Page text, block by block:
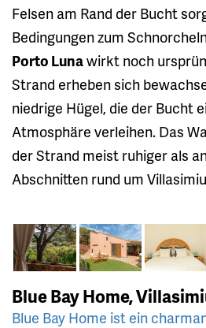
Felsen am Rand der Bucht
Bedingungen zum
Porto Lunawirkt noch
Strand erheben sich
niedrige Hügel, die der Bucht
Atmosphäre verleihen. Das
der Strand meist ruhiger als
Abschnitten rund um
Blue Bay Home,
Blue Bay Home ist ein